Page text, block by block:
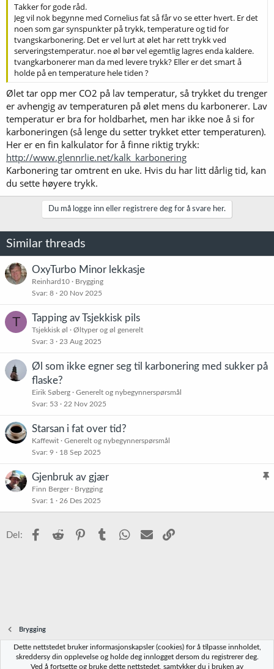
Takker for gode råd.
Jeg vil nok begynne med Cornelius fat så får vo se etter hvert. Er det
noen som gar synspunkter på trykk, temperature og tid for
tvangskarbonering. Det er vel lurt at ølet har rett trykk ved
serveringstemperatur. noe øl bør vel egemtlig lagres enda kaldere.
tvangkarbonerer man da med levere trykk? Eller er det smart å
holde på en temperature hele tiden ?
Ølet tar opp mer CO2 på lav temperatur, så trykket du trenger
er avhengig av temperaturen på ølet mens du karbonerer. Lav
temperatur er bra for holdbarhet, men har ikke noe å si for
karboneringen (så lenge du setter trykket etter temperaturen).
Her er en fin kalkulator for å finne riktig trykk:
http://www.glennrlie.net/kalk_karbonering
Karbonering tar omtrent en uke. Hvis du har litt dårlig tid, kan
du sette høyere trykk.
Du må logge inn eller registrere deg for å svare her.
Similar threads
OxyTurbo Minor lekkasje
Reinhard10
Brygging
Svar 8 20 Nov 2025
T Tapping av Tsjekkisk pils
Tsjekkisk øl
Øltyper og øl generelt
Svar 3 23 Aug 2025
Øl som ikke egner seg til karbonering med sukker på
flaske?
Eirik Søberg
Generelt og nybegynnerspørsmål
Svar 53 22 Nov 2025
Starsan i fat over tid?
Kaffewit
Generelt og nybegynnerspørsmål
Svar 9 18 Sep 2025
K
s
Gjenbruk av gjær
Finn Berger
Brygging
Svar 1 26 Des 2025
Del: Facebook
Reddit PinterestTumblr WhatsApp
E-post
Brygging
Norbrygg-default
Dette nettstedet bruker informasjonskapsler (cookies) for å tilpasse innholdet,
skreddersy din opplevelse og holde deg innlogget dersom du registrerer deg.
Ved å fortsette og bruke dette nettstedet, samtykker du i bruken av